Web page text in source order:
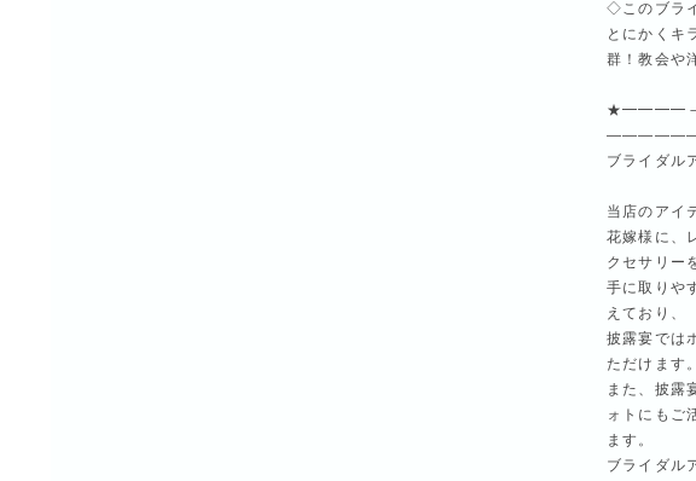
◇このブラ
とにかくキ
群！教会や
★━━━━－
ブライダル
当店のアイ
花嫁様に、
クセサリー
手に取りや
えており、
披露宴では
ただけます
また、披露
ォトにもご
ます。
ブライダル